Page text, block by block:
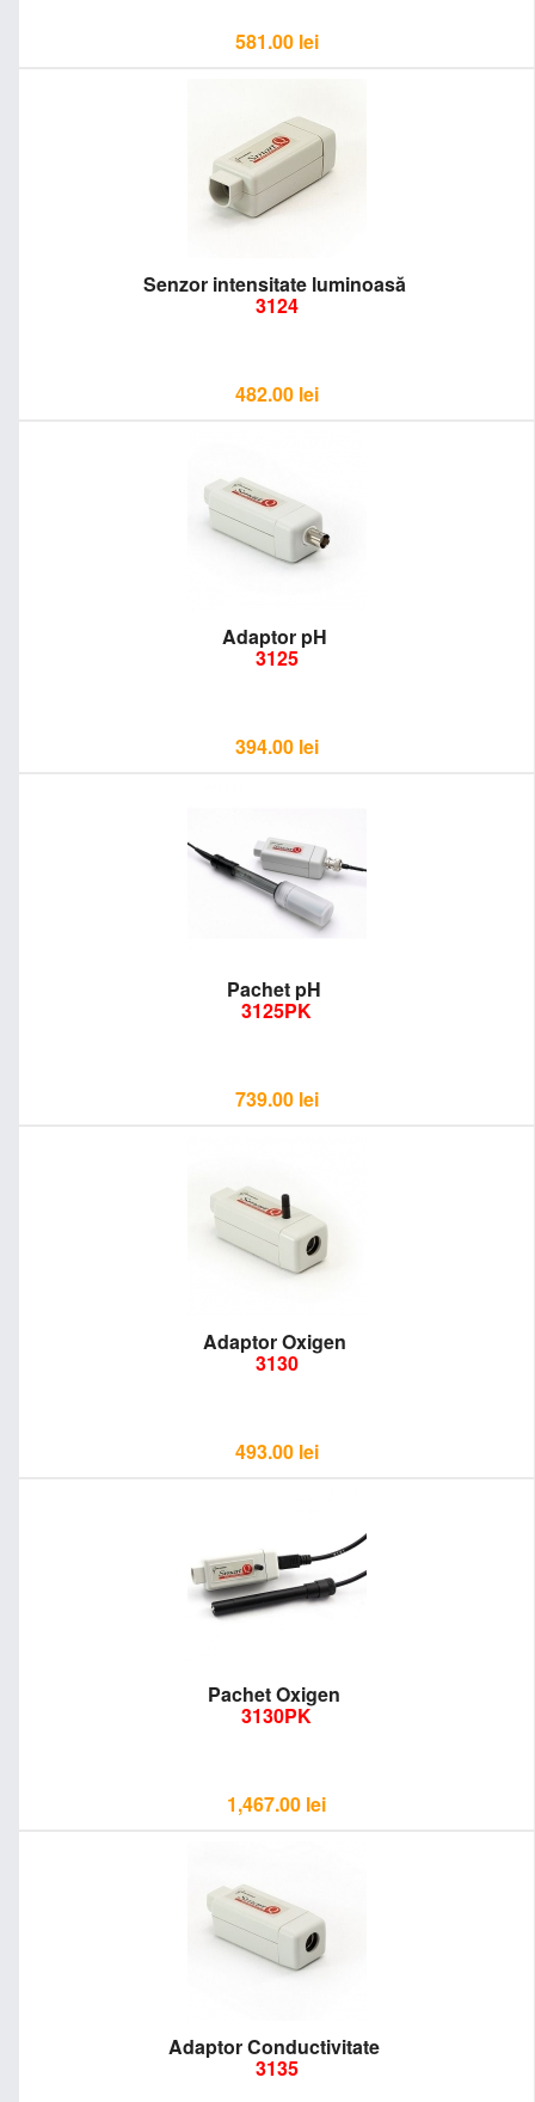
581.00 lei
Senzor intensitate luminoasă
3124
482.00 lei
Adaptor pH
3125
394.00 lei
Pachet pH
3125PK
739.00 lei
Adaptor Oxigen
3130
493.00 lei
Pachet Oxigen
3130PK
1,467.00 lei
Adaptor Conductivitate
3135